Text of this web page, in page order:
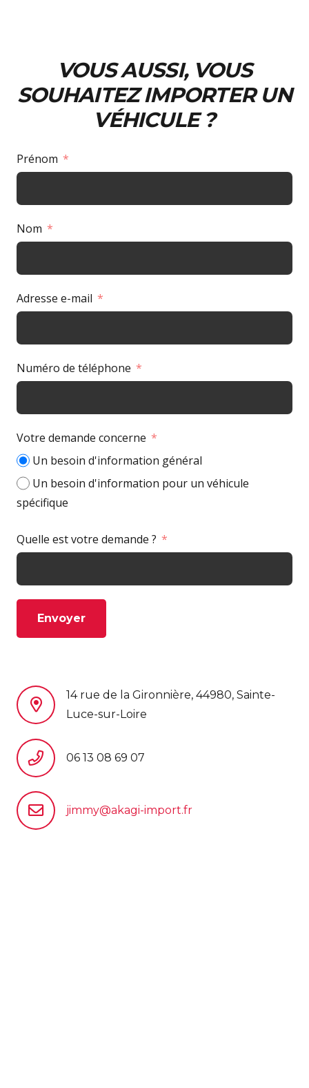
VOUS AUSSI, VOUS
SOUHAITEZ IMPORTER UN
VÉHICULE ?
Prénom
Nom
Adresse e-mail
Numéro de téléphone
Votre demande concerne
Un besoin d'information général
Un besoin d'information pour un véhicule
spécifique
Quelle est votre demande ?
Envoyer
14 rue de la Gironnière, 44980, Sainte-
Luce-sur-Loire
06 13 08 69 07
jimmy@akagi-import.fr